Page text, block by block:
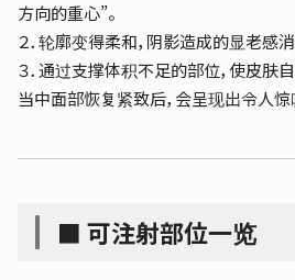
方向的重心”。
２．轮廓变得柔和，阴影造成的显老感
３．通过支撑体积不足的部位，使皮肤
当中面部恢复紧致后，会呈现出令人惊
■ 可注射部位一览